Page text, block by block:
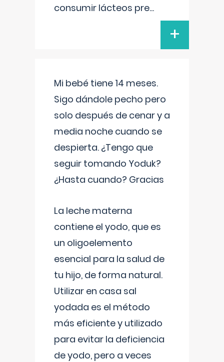
consumir lácteos pre...
+
Mi bebé tiene 14 meses.
Sigo dándole pecho pero
solo después de cenar y a
media noche cuando se
despierta. ¿Tengo que
seguir tomando Yoduk?
¿Hasta cuando? Gracias
La leche materna
contiene el yodo, que es
un oligoelemento
esencial para la salud de
tu hijo, de forma natural.
Utilizar en casa sal
yodada es el método
más eficiente y utilizado
para evitar la deficiencia
de yodo, pero a veces